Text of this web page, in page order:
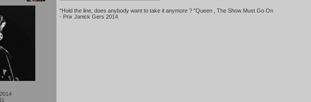
"Hold the line, does anybody want to take it anymore ? "Queen , The Show Must Go On
- Prix Janick Gers 2014